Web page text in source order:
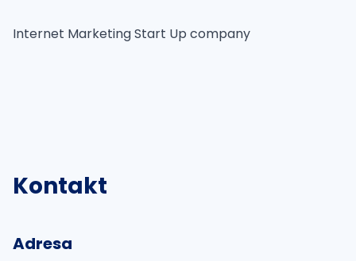
Internet Marketing Start Up company
Kontakt
Adresa